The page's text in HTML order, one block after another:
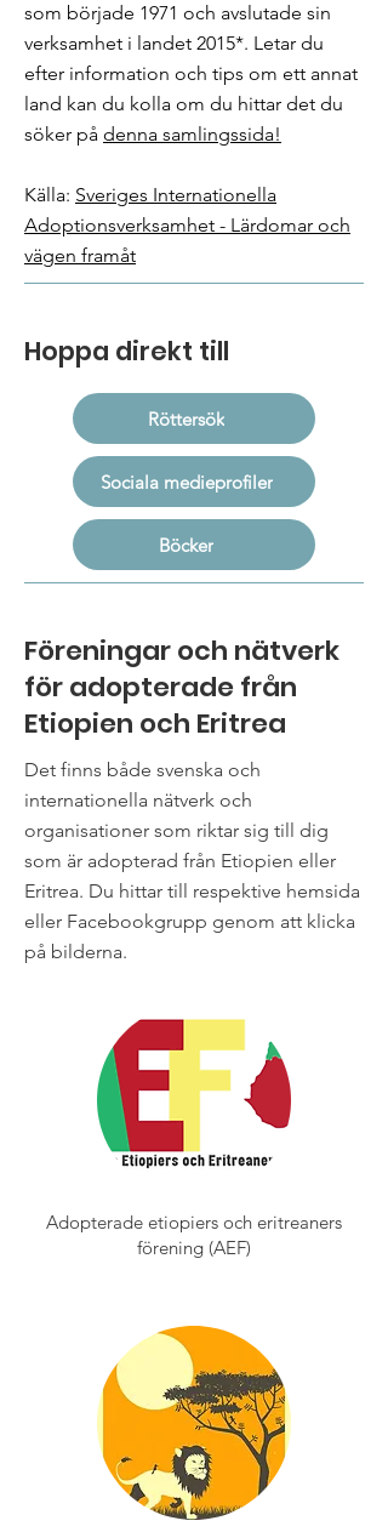
som började 1971 och avslutade sin
verksamhet i landet 2015*. Letar du
efter information och tips om ett annat
land kan du kolla om du hittar det du
söker på denna samlingssida!​
Källa: Sveriges Internationella
Adoptionsverksamhet - Lärdomar och
vägen framåt
Hoppa direkt till
Röttersök
Sociala medieprofiler
Böcker
Föreningar och nätverk
för adopterade från
Etiopien och Eritrea
Det finns både svenska och
internationella nätverk och
organisationer som riktar sig till dig
som är adopterad från Etiopien eller
Eritrea. Du hittar till respektive hemsida
eller Facebookgrupp genom att klicka
på bilderna.
Adopterade etiopiers och eritreaners
förening (AEF)